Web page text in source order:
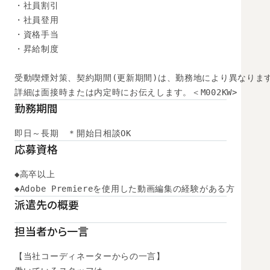
・社員割引
・社員登用
・資格手当
・昇給制度
受動喫煙対策、契約期間(更新期間)は、勤務地により異なりま
詳細は面接時または内定時にお伝えします。＜M002KW>
勤務期間
即日～長期　＊開始日相談OK
応募資格
◆高卒以上
◆Adobe Premiereを使用した動画編集の経験がある方
派遣先の概要
担当者から一言
【当社コーディネーターからの一言】